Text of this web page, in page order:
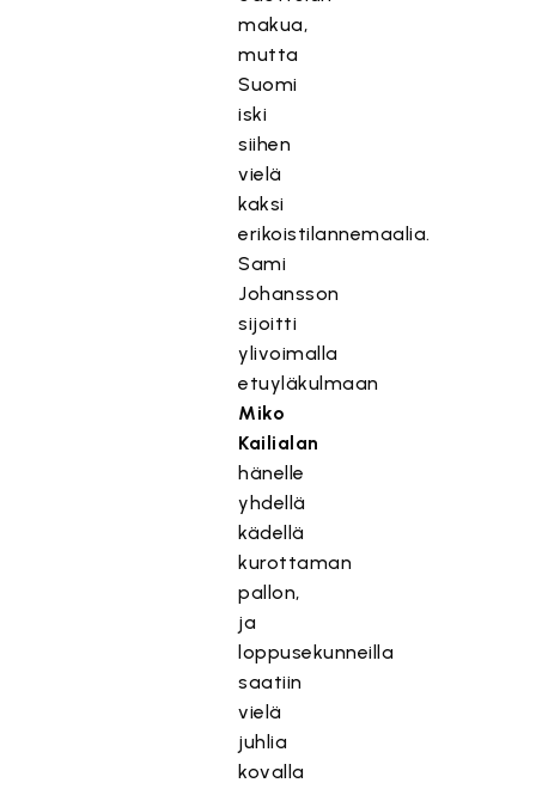
makua,
mutta
Suomi
iski
siihen
vielä
kaksi
erikoistilannemaalia.
Sami
Johansson
sijoitti
ylivoimalla
etuyläkulmaan
Miko
Kailialan
hänelle
yhdellä
kädellä
kurottaman
pallon,
ja
loppusekunneilla
saatiin
vielä
juhlia
kovalla